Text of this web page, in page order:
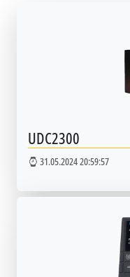
UDC2300
31.05.2024 20:59:57